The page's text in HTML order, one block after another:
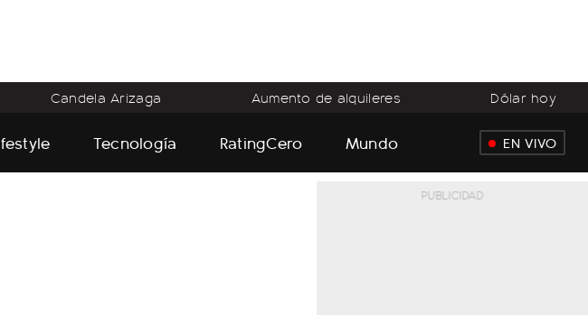
Candela Arizaga Aumento de alquileres Dólar hoy
Tecnología RatingCero Mundo EN VIVO